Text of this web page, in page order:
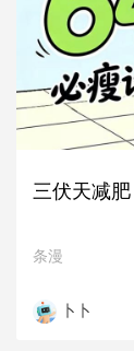
三伏天减
条漫
卜卜